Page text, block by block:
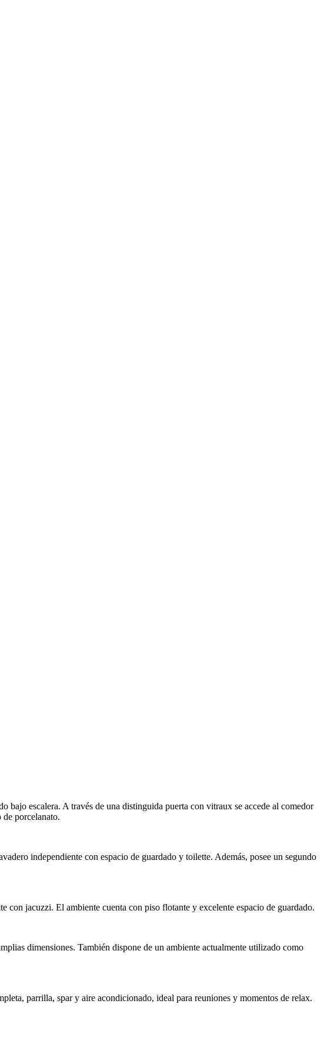
bajo escalera. A través de una distinguida puerta con vitraux se accede al comedor
porcelanato.
independiente con espacio de guardado y toilette. Además, posee un segundo
jacuzzi. El ambiente cuenta con piso flotante y excelente espacio de guardado.
dimensiones. También dispone de un ambiente actualmente utilizado como
parrilla, spar y aire acondicionado, ideal para reuniones y momentos de relax.